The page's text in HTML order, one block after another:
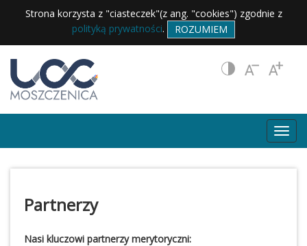
Strona korzysta z "ciasteczek"(z ang. "cookies") zgodnie z
polityką prywatności. ROZUMIEM
Partnerzy
Nasi kluczowi partnerzy merytoryczni: